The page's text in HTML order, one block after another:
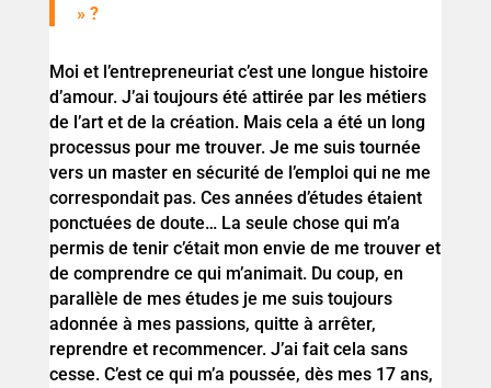
» ?
Moi et l’entrepreneuriat c’est une longue histoire
d’amour. J’ai toujours été attirée par les métiers
de l’art et de la création. Mais cela a été un long
processus pour me trouver. Je me suis tournée
vers un master en sécurité de l’emploi qui ne me
correspondait pas. Ces années d’études étaient
ponctuées de doute… La seule chose qui m’a
permis de tenir c’était mon envie de me trouver et
de comprendre ce qui m’animait. Du coup, en
parallèle de mes études je me suis toujours
adonnée à mes passions, quitte à arrêter,
reprendre et recommencer. J’ai fait cela sans
cesse. C’est ce qui m’a poussée, dès mes 17 ans,